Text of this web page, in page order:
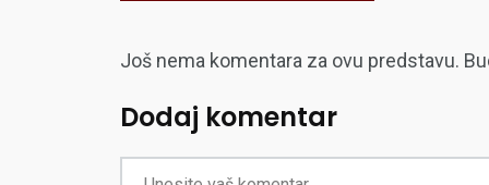
Još nema komentara za ovu predstavu.
Dodaj komentar